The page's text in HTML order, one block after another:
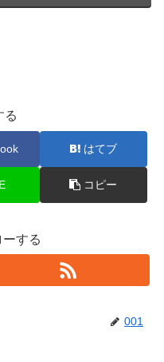
る
はてブ
コピー
する
001